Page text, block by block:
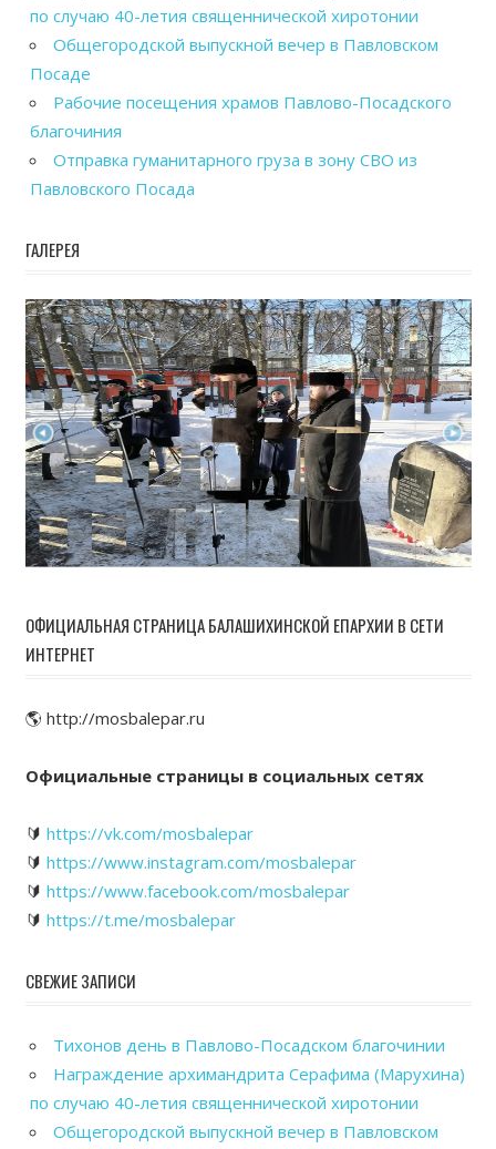
по случаю 40-летия священнической хиротонии
Общегородской выпускной вечер в Павловском
Посаде
Рабочие посещения храмов Павлово-Посадского
благочиния
Отправка гуманитарного груза в зону СВО из
Павловского Посада
ГАЛЕРЕЯ
ОФИЦИАЛЬНАЯ СТРАНИЦА БАЛАШИХИНСКОЙ ЕПАРХИИ В СЕТИ
ИНТЕРНЕТ
🌎 http://mosbalepar.ru
Официальные страницы в социальных сетях
🔰 https://vk.com/mosbalepar
🔰 https://www.instagram.com/mosbalepar
🔰 https://www.facebook.com/mosbalepar
🔰 https://t.me/mosbalepar
СВЕЖИЕ ЗАПИСИ
Тихонов день в Павлово-Посадском благочинии
Награждение архимандрита Серафима (Марухина)
по случаю 40-летия священнической хиротонии
Общегородской выпускной вечер в Павловском